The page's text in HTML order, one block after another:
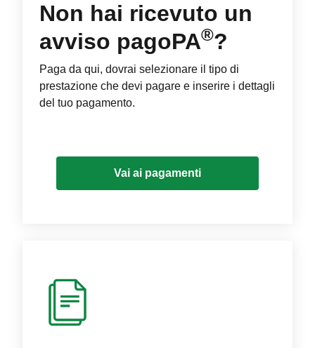
Non hai ricevuto un
avviso pagoPA®?
Paga da qui, dovrai selezionare il tipo di
prestazione che devi pagare e inserire i dettagli
del tuo pagamento.
Vai ai pagamenti